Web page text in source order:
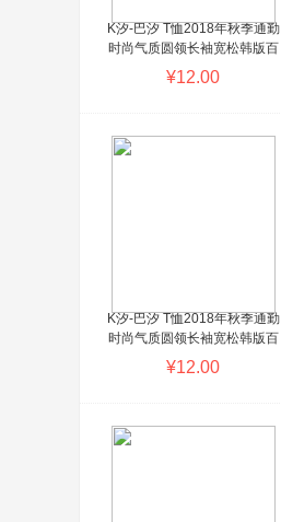
K汐-巴汐 T恤2018年秋季通勤
时尚气质圆领长袖宽松韩版百
搭印花潮流 KXBX3655 黑色
ShopWT提醒您：商城系统演
¥12.00
K汐-巴汐 T恤2018年秋季通勤
时尚气质圆领长袖宽松韩版百
搭印花潮流 KXBX3655 黑色
ShopWT提醒您：商城系统演
¥12.00